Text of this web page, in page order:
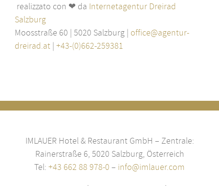
realizzato con ❤ da Internetagentur Dreirad
Salzburg
Moosstraße 60 | 5020 Salzburg | office@agentur-
dreirad.at | +43-(0)662-259381
IMLAUER Hotel & Restaurant GmbH – Zentrale:
Rainerstraße 6, 5020 Salzburg, Österreich
Tel: +43 662 88 978-0 – info@imlauer.com